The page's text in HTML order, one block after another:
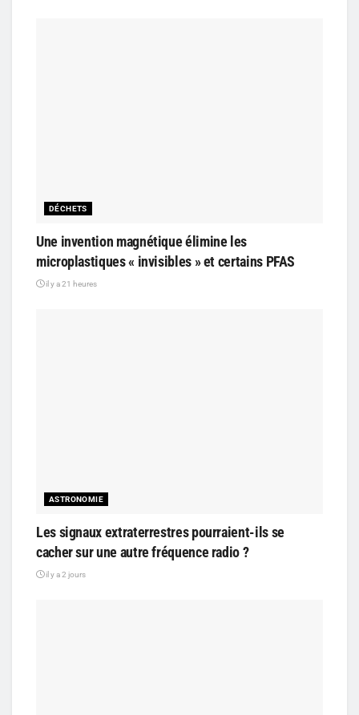
DÉCHETS
Une invention magnétique élimine les
microplastiques « invisibles » et certains PFAS
il y a 21 heures
ASTRONOMIE
Les signaux extraterrestres pourraient-ils se
cacher sur une autre fréquence radio ?
il y a 2 jours